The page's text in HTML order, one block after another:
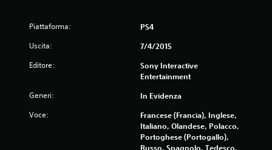
e
s
Piattaforma: PS4
Uscita: 7/4/2015
Editore:
Sony Interactive
Entertainment
Generi: In Evidenza
Voce:
Francese (Francia), Inglese,
Italiano, Olandese, Polacco,
Portoghese (Portogallo),
Russo, Spagnolo, Tedesco,